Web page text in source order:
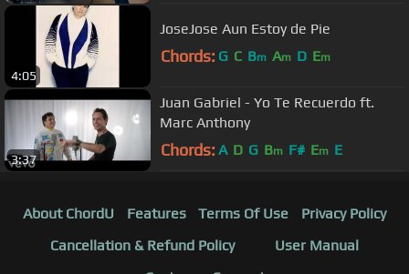
4:05
JoseJose Aun Estoy de Pie
Chords: G C Bm Am D Em
3:37
Juan Gabriel - Yo Te Recuerdo ft.
Marc Anthony
Chords: A D G Bm F# Em E
About ChordU Features Terms Of Use
Privacy Policy
Cancellation & Refund Policy
User Manual